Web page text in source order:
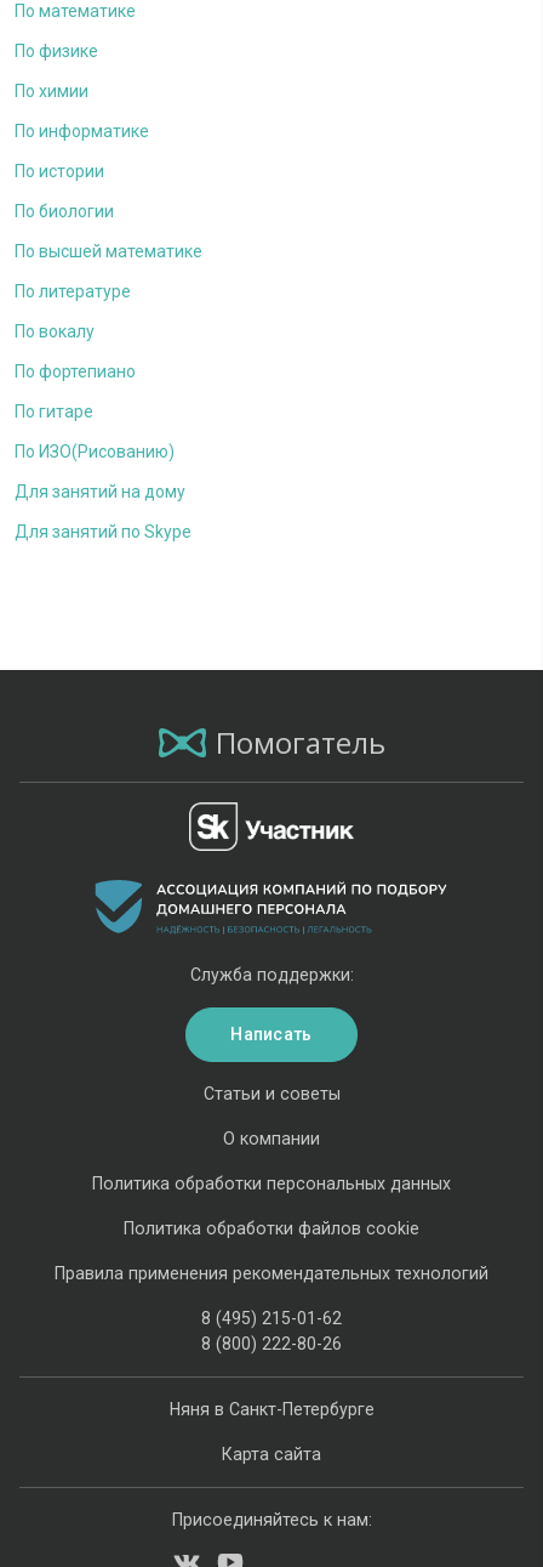
По математике
По физике
По химии
По информатике
По истории
По биологии
По высшей математике
По литературе
По вокалу
По фортепиано
По гитаре
По ИЗО(Рисованию)
Для занятий на дому
Для занятий по Skype
Помогатель
Няня в Санкт-Петербурге
Карта сайта
Статьи и советы
О компании
Политика обработки персональных данных
Политика обработки файлов cookie
Правила применения рекомендательных технологий
8 (495) 215-01-62
8 (800) 222-80-26
Служба поддержки:
Написать
Присоединяйтесь к нам: